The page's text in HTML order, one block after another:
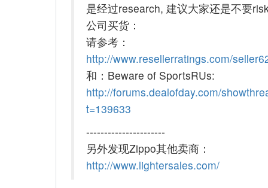
是经过research, 建议大家还是不要
公司买货：
请参考：
http://www.resellerratings.com/
和：Beware of SportsRUs:
http://forums.dealofday.com/
t=139633
----------------------
另外发现Zippo其他卖商：
http://www.lightersales.com/